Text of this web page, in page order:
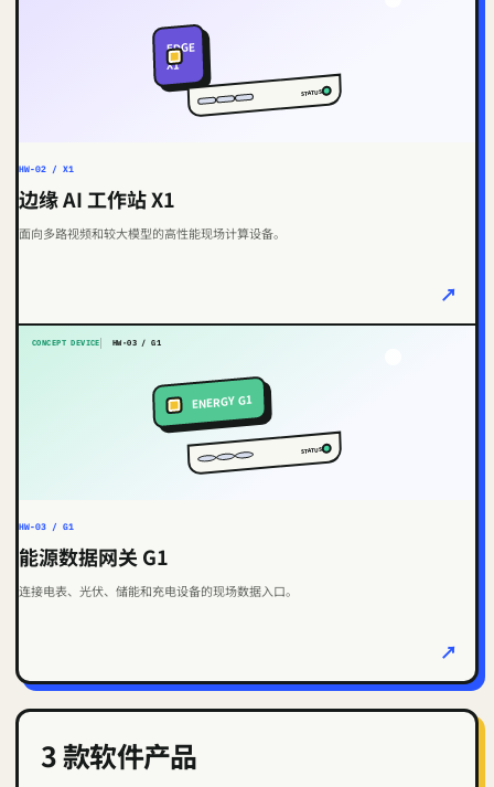
EDGE
X1
STATUS
HW-02 / X1
边缘 AI 工作站 X1
面向多路视频和较大模型的高性能现场计算设备。
↗
CONCEPT DEVICE HW-03 / G1
ENERGY G1
STATUS
HW-03 / G1
能源数据网关 G1
连接电表、光伏、储能和充电设备的现场数据入口。
↗
3 款软件产品